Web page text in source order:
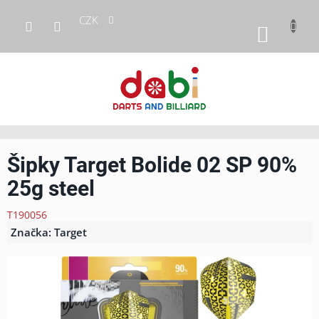
obsah
CZK
KOŠÍK
Šipky Target Bolide 02 SP 90%
25g steel
T190056
Značka: Target